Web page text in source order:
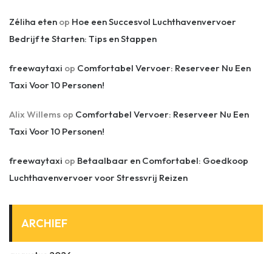
Zéliha eten op Hoe een Succesvol Luchthavenvervoer
Bedrijf te Starten: Tips en Stappen
freewaytaxi op Comfortabel Vervoer: Reserveer Nu Een
Taxi Voor 10 Personen!
Alix Willems op Comfortabel Vervoer: Reserveer Nu Een
Taxi Voor 10 Personen!
freewaytaxi op Betaalbaar en Comfortabel: Goedkoop
Luchthavenvervoer voor Stressvrij Reizen
ARCHIEF